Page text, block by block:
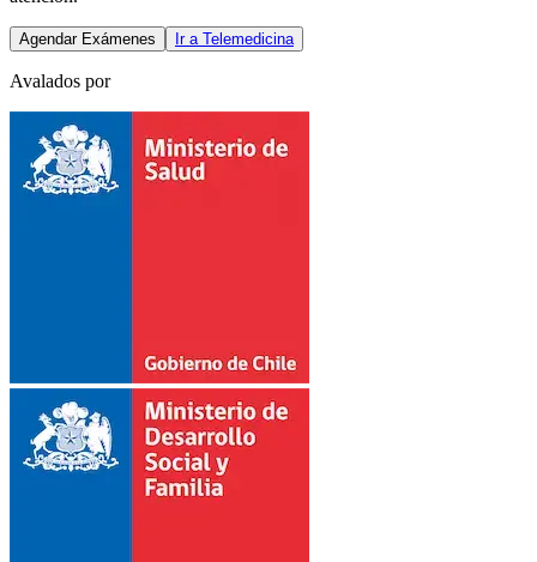
Agendar Exámenes Ir a Telemedicina
Avalados por